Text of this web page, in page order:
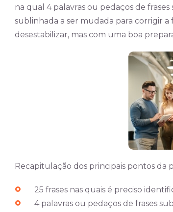
na qual 4 palavras ou pedaços de
sublinhada a ser mudada para corrigir a
desestabilizar, mas com uma boa
Recapitulação dos principais pontos da
25 frases nas quais é preciso
4 palavras ou pedaços de frases